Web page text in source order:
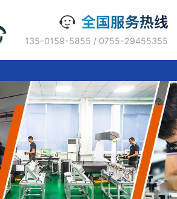
135-0159-5855 / 0755-29455355